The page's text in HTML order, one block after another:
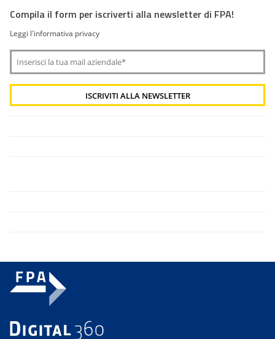
Compila il form per iscriverti alla newsletter di FPA!
Leggi l'informativa privacy